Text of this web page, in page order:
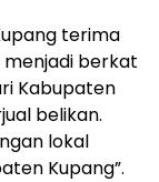
terima
berkat
Kabupaten
belikan.
lokal
Kupang”.